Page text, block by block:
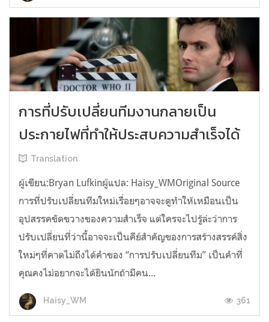
การที่ปรับเปลี่ยนทีมงานกลายเป็น
ประกายไฟที่ทำให้ประสบความสำเร็จได้
Translation
ผู้เขียน:Bryan Lufkinผู้แปล: Haisy_WMOriginal Source
การที่ปรับเปลี่ยนทีมใหม่เรื่อยๆอาจจะดูทำให้เหมือนเป็น
อุปสรรคขัดขวางของความสำเร็จ แต่ใครจะไปรู้ล่ะว่าการ
ปรับเปลี่ยนที่ว่านี้อาจจะเป็นคีย์สำคัญของการสร้างสรรค์สิ่ง
ใหม่ๆที่คาดไม่ถึงได้คำของ “การปรับเปลี่ยนทีม” เป็นคำที่
คุณคงไม่อยากจะได้ยินนักถ้ามีคน...
Haisy_WM 361